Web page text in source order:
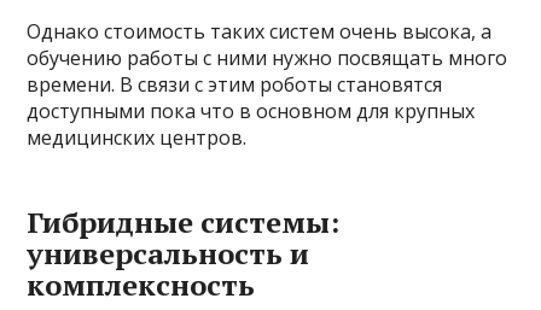
Однако стоимость таких систем очень высока, а
обучению работы с ними нужно посвящать много
времени. В связи с этим роботы становятся
доступными пока что в основном для крупных
медицинских центров.
Гибридные системы:
универсальность и
комплексность